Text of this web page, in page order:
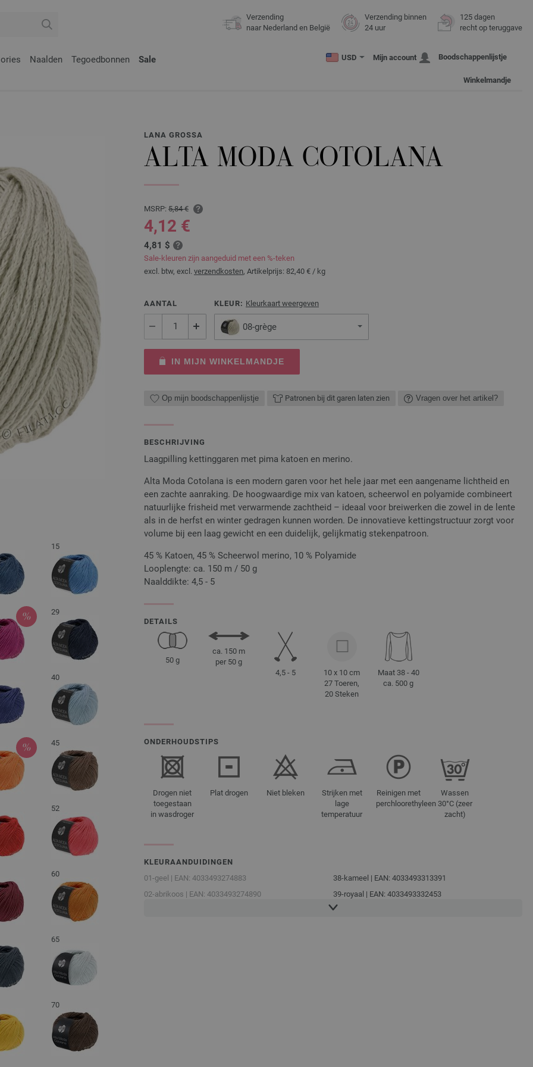
Verzending
naar Nederland en België
Verzending binnen
24 uur
125 dagen
recht op teruggave
Naalden Tegoedbonnen Sale USD Mijn account Boodschappenlijstje
Winkelmandje
15
29
40
45
52
60
65
70
LANA GROSSA
ALTA MODA COTOLANA
MSRP: 5,84 €
4,12 €
4,81 $
Sale-kleuren zijn aangeduid met een %-teken
excl. btw, excl. verzendkosten, Artikelprijs: 82,40 € / kg
AANTAL KLEUR: Kleurkaart weergeven
08-grège
IN MIJN WINKELMANDJE
Op mijn boodschappenlijstje Patronen bij dit garen laten zien Vragen over het artikel?
BESCHRIJVING
Laagpilling kettinggaren met pima katoen en merino.
Alta Moda Cotolana is een modern garen voor het hele jaar met een aangename lichtheid en
een zachte aanraking. De hoogwaardige mix van katoen, scheerwol en polyamide combineert
natuurlijke frisheid met verwarmende zachtheid – ideaal voor breiwerken die zowel in de lente
als in de herfst en winter gedragen kunnen worden. De innovatieve kettingstructuur zorgt voor
volume bij een laag gewicht en een duidelijk, gelijkmatig stekenpatroon.
45 % Katoen, 45 % Scheerwol merino, 10 % Polyamide
Looplengte: ca. 150 m / 50 g
Naalddikte: 4,5 - 5
DETAILS
50 g
ca. 150 m
per 50 g
4,5 - 5
10 x 10 cm
27 Toeren,
20 Steken
Maat 38 - 40
ca. 500 g
ONDERHOUDSTIPS
Drogen niet
toegestaan
in wasdroger
Plat drogen Niet bleken
Strijken met
lage
temperatuur
Reinigen met
perchloorethyleen
Wassen
30°C (zeer
zacht)
KLEURAANDUIDINGEN
01-geel | EAN: 4033493274883
02-abrikoos | EAN: 4033493274890
38-kameel | EAN: 4033493313391
39-royaal | EAN: 4033493332453
40-licht blauw | EAN: 4033493332460